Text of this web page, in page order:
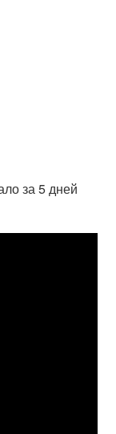
за 5 дней